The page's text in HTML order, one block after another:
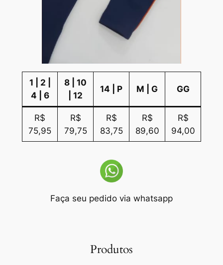
1 | 2 |
4 | 6
8 | 10
| 12
14 | P M | G GG
R$
75,95
R$
79,75
R$
83,75
R$
89,60
R$
94,00
Faça seu pedido via whatsapp
Produtos